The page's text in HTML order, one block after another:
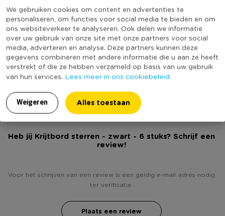
We gebruiken cookies om content en advertenties te
personaliseren, om functies voor social media te bieden en om
ons websiteverkeer te analyseren. Ook delen we informatie
over uw gebruik van onze site met onze partners voor social
media, adverteren en analyse. Deze partners kunnen deze
gegevens combineren met andere informatie die u aan ze heeft
verstrekt of die ze hebben verzameld op basis van uw gebruik
van hun services. Lees meer in ons cookiebeleid.
Weigeren Alles toestaan
Online Only
Nee
Materiaal
Karton
Diameter (cm)
10
Kleur
Zwart
Duurzaamheidsscore
(Nog) geen score
Heb jij Krijtbord sterren - zwart - 6 stuks? Schrijf een
review!
Voor het schrijven van een review is een geldig e-mail adres nodig
ter verificatie.
Plaats een review